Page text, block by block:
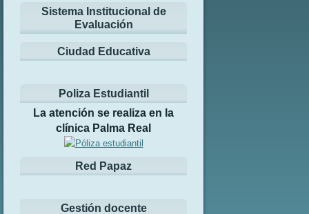
Sistema Institucional de
Evaluación
Ciudad Educativa
Poliza Estudiantil
La atención se realiza en la
clínica Palma Real
Red Papaz
Gestión docente